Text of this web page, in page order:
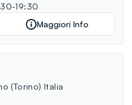
19:30
Maggiori Info
(Torino) Italia